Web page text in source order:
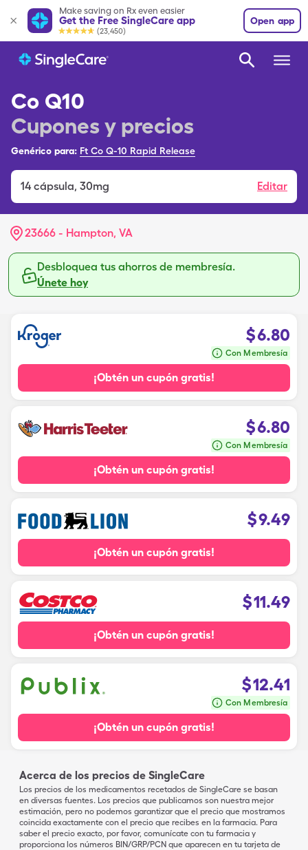
Make saving on Rx even easier
Get the Free SingleCare app
(23,450)
Open app
Co Q10
Cupones y precios
Genérico para: Ft Co Q-10 Rapid Release
14 cápsula, 30mg Editar
23666 - Hampton, VA
Desbloquea tus ahorros de membresía.
Únete hoy
$6.80
Con Membresía
¡Obtén un cupón gratis!
$6.80
Con Membresía
¡Obtén un cupón gratis!
$9.49
¡Obtén un cupón gratis!
$11.49
¡Obtén un cupón gratis!
$12.41
Con Membresía
¡Obtén un cupón gratis!
Acerca de los precios de SingleCare
Los precios de los medicamentos recetados de SingleCare se basan
en diversas fuentes. Los precios que publicamos son nuestra mejor
estimación, pero no podemos garantizar que el precio que mostramos
coincida exactamente con el precio que recibes en la farmacia. Para
saber el precio exacto, por favor, comunícate con tu farmacia y
proporciona los números BIN/GRP/PCN que aparecen en tu tarjeta de